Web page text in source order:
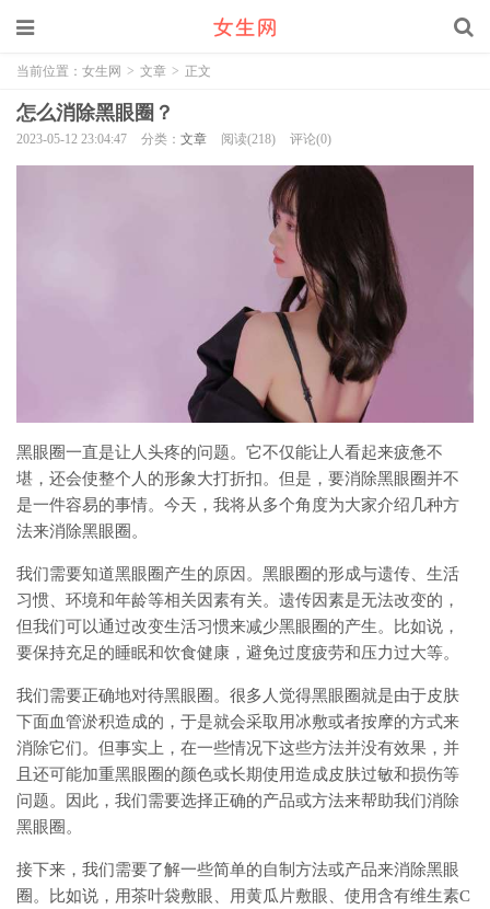
当前位置： 女生网 > 文章 > 正文
怎么消除黑眼圈？
2023-05-12 23:04:47 分类： 文章 阅读(218) 评论(0)
黑眼圈一直是让人头疼的问题。它不仅能让人看起来疲惫不
堪，还会使整个人的形象大打折扣。但是，要消除黑眼圈并不
是一件容易的事情。今天，我将从多个角度为大家介绍几种方
法来消除黑眼圈。
我们需要知道黑眼圈产生的原因。黑眼圈的形成与遗传、生活
习惯、环境和年龄等相关因素有关。遗传因素是无法改变的，
但我们可以通过改变生活习惯来减少黑眼圈的产生。比如说，
要保持充足的睡眠和饮食健康，避免过度疲劳和压力过大等。
我们需要正确地对待黑眼圈。很多人觉得黑眼圈就是由于皮肤
下面血管淤积造成的，于是就会采取用冰敷或者按摩的方式来
消除它们。但事实上，在一些情况下这些方法并没有效果，并
且还可能加重黑眼圈的颜色或长期使用造成皮肤过敏和损伤等
问题。因此，我们需要选择正确的产品或方法来帮助我们消除
黑眼圈。
接下来，我们需要了解一些简单的自制方法或产品来消除黑眼
圈。比如说，用茶叶袋敷眼、用黄瓜片敷眼、使用含有维生素C